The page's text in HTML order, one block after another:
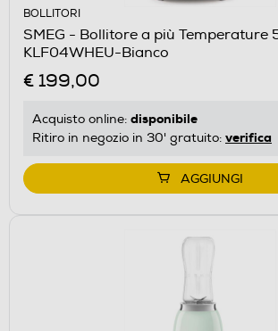
BOLLITORI
SMEG - Bollitore a più Temperature
KLF04WHEU-Bianco
€ 199,00
Acquisto online: disponibile
Ritiro in negozio in 30' gratuito: verifica
AGGIUNGI